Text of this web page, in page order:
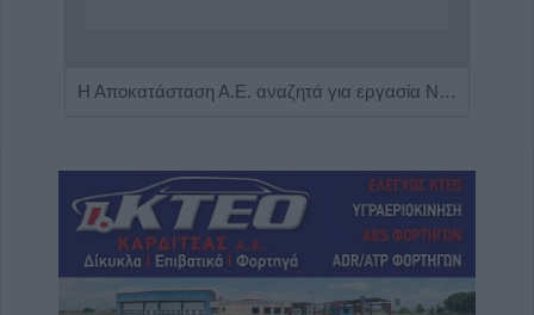
Η Αποκατάσταση Α.Ε. αναζητά για εργασία Νοσηλευτές και Βοηθούς Νοσηλευτές